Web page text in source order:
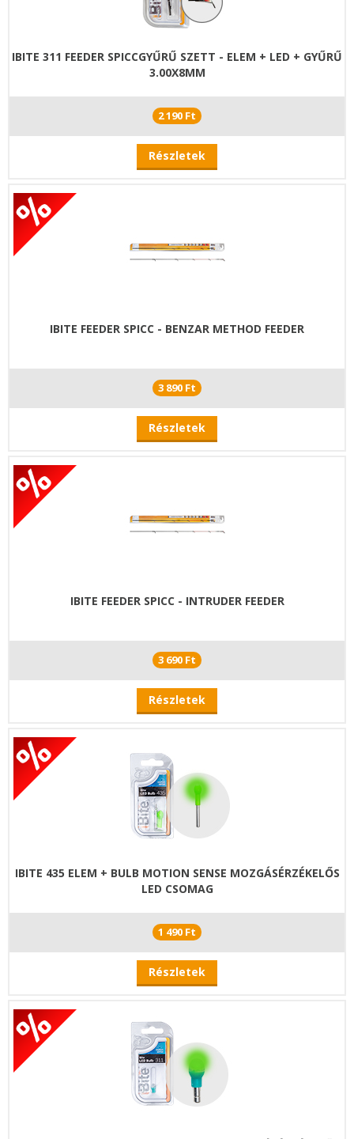
IBITE 311 FEEDER SPICCGYŰRŰ SZETT - ELEM + LED + GYŰRŰ
3.00X8MM
2 190 Ft
Részletek
IBITE FEEDER SPICC - BENZAR METHOD FEEDER
3 890 Ft
Részletek
IBITE FEEDER SPICC - INTRUDER FEEDER
3 690 Ft
Részletek
IBITE 435 ELEM + BULB MOTION SENSE MOZGÁSÉRZÉKELŐS
LED CSOMAG
1 490 Ft
Részletek